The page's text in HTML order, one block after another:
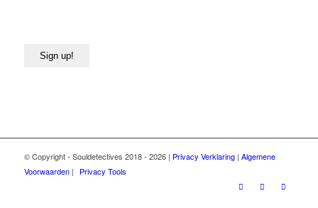
Sign up!
© Copyright - Souldetectives 2018 - 2026 | Privacy Verklaring| Algemene
Voorwaarden| Privacy Tools